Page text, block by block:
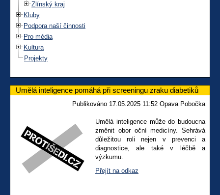
Zlínský kraj
Kluby
Podpora naší činnosti
Pro média
Kultura
Projekty
Umělá inteligence pomáhá při screeningu zraku diabetiků
Publikováno 17.05.2025 11:52 Opava Pobočka
Umělá inteligence může do budoucna
změnit obor oční medicíny. Sehrává
důležitou roli nejen v prevenci a
diagnostice, ale také v léčbě a
výzkumu.
Přejít na odkaz